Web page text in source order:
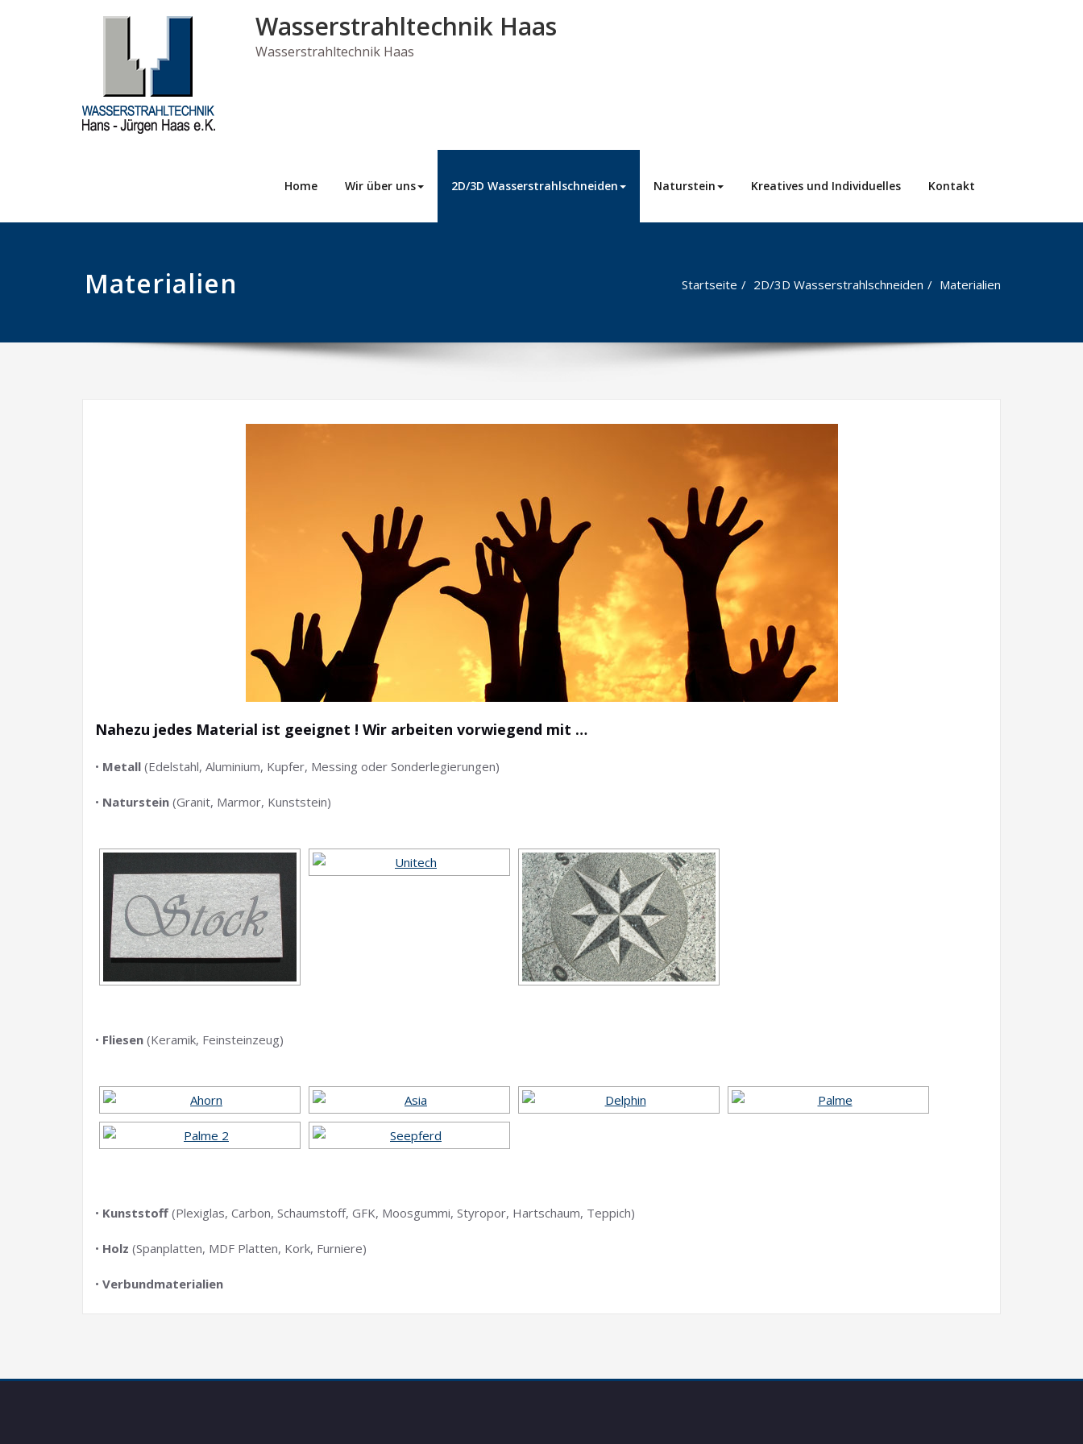
Wasserstrahltechnik Haas
Wasserstrahltechnik Haas
Home Wir über uns 2D/3D Wasserstrahlschneiden Naturstein Kreatives und Individuelles Kontakt
Materialien Startseite 2D/3D Wasserstrahlschneiden Materialien
Nahezu jedes Material ist geeignet ! Wir arbeiten vorwiegend mit …
• Metall (Edelstahl, Aluminium, Kupfer, Messing oder Sonderlegierungen)
• Naturstein (Granit, Marmor, Kunststein)
• Fliesen (Keramik, Feinsteinzeug)
• Kunststoff (Plexiglas, Carbon, Schaumstoff, GFK, Moosgummi, Styropor, Hartschaum, Teppich)
• Holz (Spanplatten, MDF Platten, Kork, Furniere)
• Verbundmaterialien